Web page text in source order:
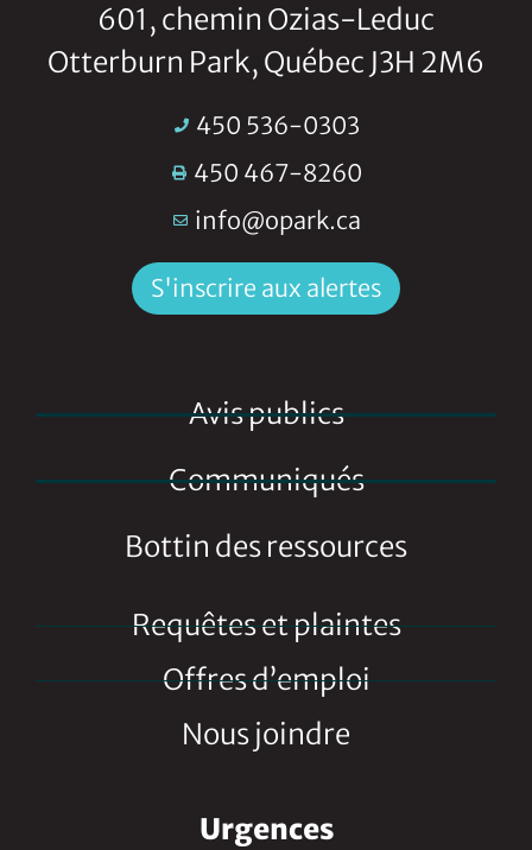
601, chemin Ozias-Leduc
Otterburn Park, Québec J3H 2M6
450 536-0303
450 467-8260
info@opark.ca
S'inscrire aux alertes
Avis publics
Communiqués
Bottin des ressources
Requêtes et plaintes
Offres d’emploi
Nous joindre
Urgences